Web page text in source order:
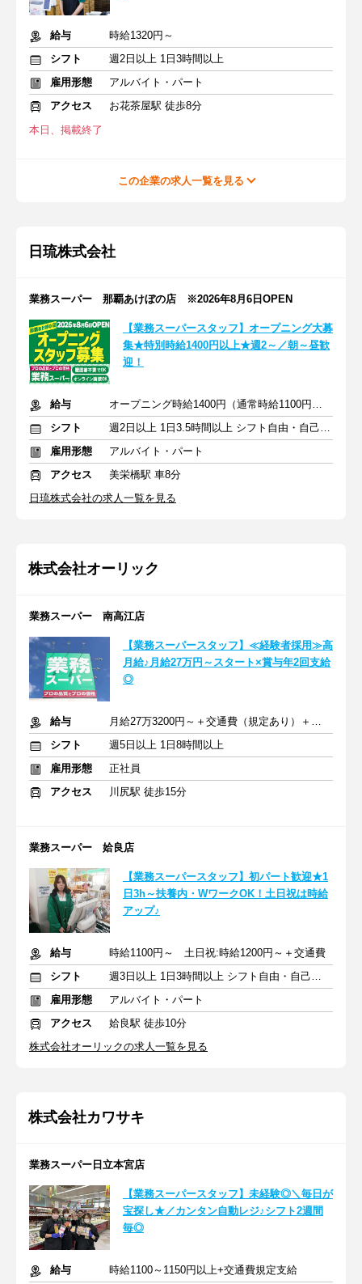
給与
時給1320円～
シフト
週2日以上 1日3時間以上
雇用形態
アルバイト・パート
アクセス
お花茶屋駅 徒歩8分
本日、掲載終了
この企業の求人一覧を見る
日琉株式会社
業務スーパー 那覇あけぼの店 ※2026年8月6日OPEN
【業務スーパースタッフ】オープニング大募
集★特別時給1400円以上★週2～／朝～昼歓
迎！
給与
オープニング時給1400円（通常時給1100円）※各種手当あり
シフト
週2日以上 1日3.5時間以上 シフト自由・自己申告
雇用形態
アルバイト・パート
アクセス
美栄橋駅 車8分
日琉株式会社の求人一覧を見る
株式会社オーリック
業務スーパー 南高江店
【業務スーパースタッフ】≪経験者採用≫高
月給♪月給27万円～スタート×賞与年2回支給
◎
給与
月給27万3200円～＋交通費（規定あり）＋賞与年2回
シフト
週5日以上 1日8時間以上
雇用形態
正社員
アクセス
川尻駅 徒歩15分
業務スーパー 姶良店
【業務スーパースタッフ】初パート歓迎★1
日3h～扶養内・WワークOK！土日祝は時給
アップ♪
給与
時給1100円～ 土日祝:時給1200円～＋交通費
シフト
週3日以上 1日3時間以上 シフト自由・自己申告
雇用形態
アルバイト・パート
アクセス
姶良駅 徒歩10分
株式会社オーリックの求人一覧を見る
株式会社カワサキ
業務スーパー日立本宮店
【業務スーパースタッフ】未経験◎＼毎日が
宝探し★／カンタン自動レジ♪シフト2週間
毎◎
給与 時給1100～1150円以上+交通費規定支給